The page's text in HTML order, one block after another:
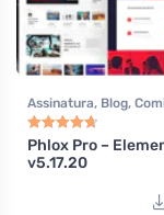
Assinatura, Blog,
Elementor,
Virtual Multiuso,
Beleza, Som e video
Avaliação4.80
Phlox Pro –
v5.17.20